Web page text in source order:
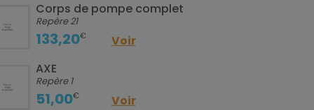
Corps de pompe complet
Repère 21
133,20€
Voir
AXE
Repère 1
51,00€ Voir